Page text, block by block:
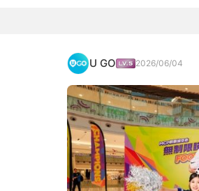
U GO 2026/06/04